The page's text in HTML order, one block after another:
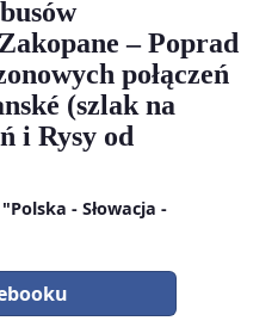
– Poprad
połączeń
(szlak na
i Rysy od
- Słowacja -